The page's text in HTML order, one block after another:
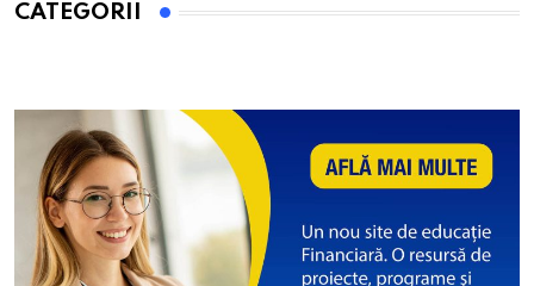
CATEGORII